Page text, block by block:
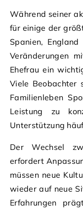
Während seiner
für einige der
Spanien,
Veränderungen
Ehefrau ein
Viele Beobachter
Familienleben
Leistung zu
Unterstützung
Der Wechsel
erfordert
müssen neue
wieder auf neue
Erfahrungen